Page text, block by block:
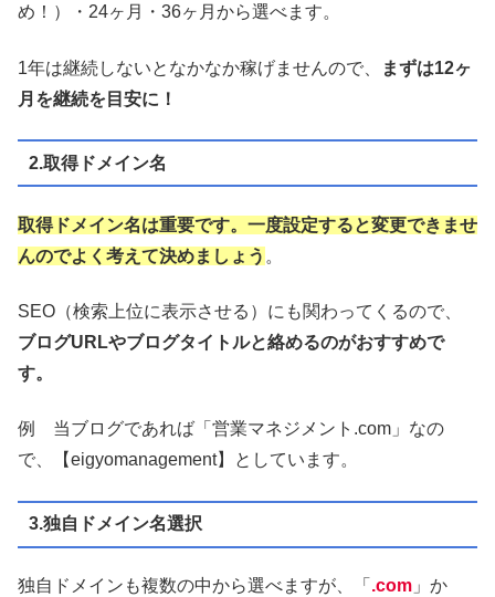
め！）・24ヶ月・36ヶ月から選べます。
1年は継続しないとなかなか稼げませんので、
まずは12ヶ
月を継続を目安に！
2.取得ドメイン名
取得ドメイン名は重要です。一度設定すると変更できませ
んのでよく考えて決めましょう 。
SEO（検索上位に表示させる）にも関わってくるので、
ブログURLやブログタイトルと絡めるのがおすすめで
す。
例 当ブログであれば「営業マネジメント.com」なの
で、【eigyomanagement】としています。
3.独自ドメイン名選択
独自ドメインも複数の中から選べますが、「 .com 」か